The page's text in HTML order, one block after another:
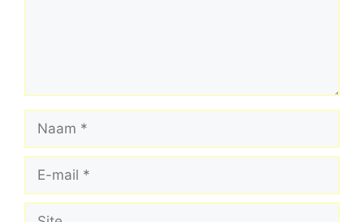
Naam
Site